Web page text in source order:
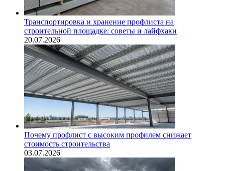
Транспортировка и хранение профлиста на
строительной площадке: советы и лайфхаки
20.07.2026
Почему профлист с высоким профилем снижает
стоимость строительства
03.07.2026